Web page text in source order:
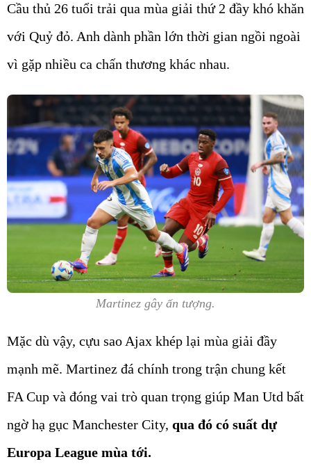
Cầu thủ 26 tuổi trải qua mùa giải thứ 2 đầy khó khăn
với Quỷ đỏ. Anh dành phần lớn thời gian ngồi ngoài
vì gặp nhiều ca chấn thương khác nhau.
Martinez gây ấn tượng.
Mặc dù vậy, cựu sao Ajax khép lại mùa giải đầy
mạnh mẽ. Martinez đá chính trong trận chung kết
FA Cup và đóng vai trò quan trọng giúp Man Utd bất
ngờ hạ gục Manchester City, qua đó có suất dự
Europa League mùa tới.